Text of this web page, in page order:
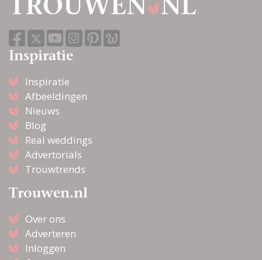
Inspiratie
Inspiratie
Afbeeldingen
Nieuws
Blog
Real weddings
Advertorials
Trouwtrends
Trouwen.nl
Over ons
Adverteren
Inloggen